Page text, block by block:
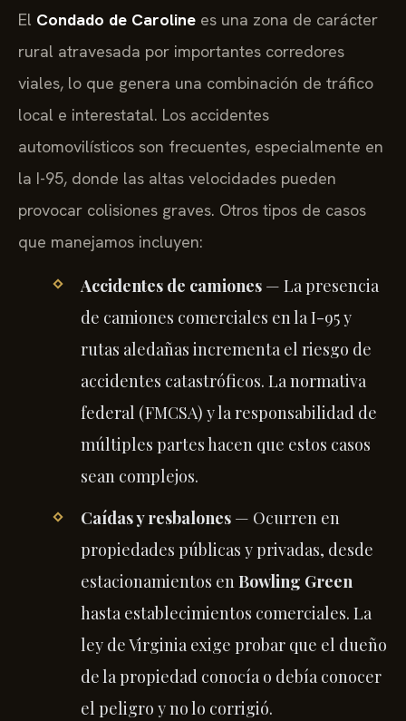
El Condado de Caroline es una zona de carácter
rural atravesada por importantes corredores
viales, lo que genera una combinación de tráfico
local e interestatal. Los accidentes
automovilísticos son frecuentes, especialmente en
la I-95, donde las altas velocidades pueden
provocar colisiones graves. Otros tipos de casos
que manejamos incluyen:
Accidentes de camiones— La presencia
de camiones comerciales en la I-95 y
rutas aledañas incrementa el riesgo de
accidentes catastróficos. La normativa
federal (FMCSA) y la responsabilidad de
múltiples partes hacen que estos casos
sean complejos.
Caídas y resbalones— Ocurren en
propiedades públicas y privadas, desde
estacionamientos enBowling Green
hasta establecimientos comerciales. La
ley de Virginia exige probar que el dueño
de la propiedad conocía o debía conocer
el peligro y no lo corrigió.